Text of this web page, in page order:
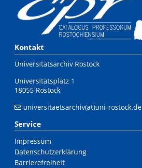
Kontakt
Universitätsarchiv Rostock
Universitätsplatz 1
18055 Rostock
universitaetsarchiv(at)uni-rostock.de
Service
Impressum
Datenschutzerklärung
Barrierefreiheit